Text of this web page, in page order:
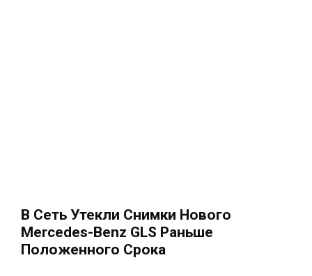
В Сеть Утекли Снимки Нового
Mercedes-Benz GLS Раньше
Положенного Срока